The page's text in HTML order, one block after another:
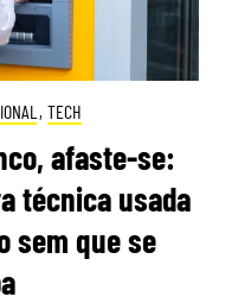
, TECH
afaste-se:
técnica usada
sem que se